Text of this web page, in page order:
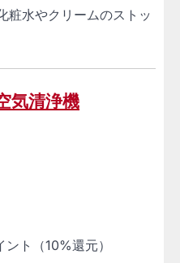
粧水やクリームのストッ
気清浄機
ント（10%還元）